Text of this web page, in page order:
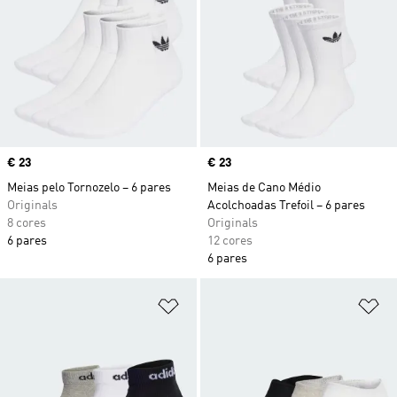
Price
€ 23
Meias pelo Tornozelo – 6 pares
Originals
8 cores
6 pares
Price
€ 23
Meias de Cano Médio
Acolchoadas Trefoil – 6 pares
Originals
12 cores
6 pares